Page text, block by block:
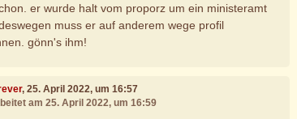
er wurde halt vom proporz um ein ministeramt
muss er auf anderem wege profil
gönn's ihm!
, 25. April 2022, um 16:57
am 25. April 2022, um 16:59